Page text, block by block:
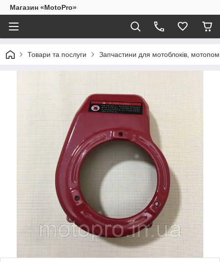
Магазин «MotoPro»
Товари та послуги Запчастини для мотоблоків,